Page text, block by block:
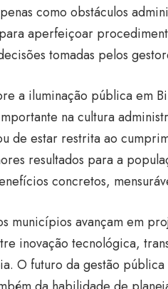
como obstáculos
aperfeiçoar
tomadas pelos
a iluminação pública em
na cultura
de estar restrita ao
resultados para a
concretos,
municípios avançam em
inovação tecnológica,
O futuro da gestão